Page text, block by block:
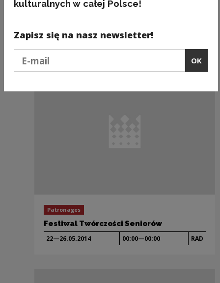
Akademia Umiejętności Projektowych -
przytulmy się do sowy
Patronages
Festiwal Twórczości Seniorów
22—26.05.2014 00:00—00:00 RAD
kulturalnych w całej Polsce!
Zapisz się na nasz newsletter!
OK